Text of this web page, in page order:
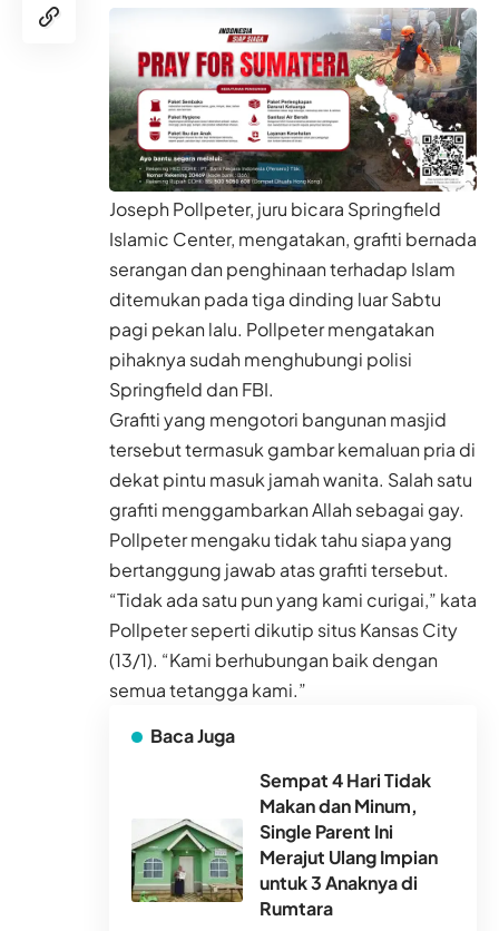
Joseph Pollpeter, juru bicara Springfield
Islamic Center, mengatakan, grafiti bernada
serangan dan penghinaan terhadap Islam
ditemukan pada tiga dinding luar Sabtu
pagi pekan lalu. Pollpeter mengatakan
pihaknya sudah menghubungi polisi
Springfield dan FBI.
Grafiti yang mengotori bangunan masjid
tersebut termasuk gambar kemaluan pria di
dekat pintu masuk jamah wanita. Salah satu
grafiti menggambarkan Allah sebagai gay.
Pollpeter mengaku tidak tahu siapa yang
bertanggung jawab atas grafiti tersebut.
“Tidak ada satu pun yang kami curigai,” kata
Pollpeter seperti dikutip situs Kansas City
(13/1). “Kami berhubungan baik dengan
semua tetangga kami.”
Baca Juga
Sempat 4 Hari Tidak
Makan dan Minum,
Single Parent Ini
Merajut Ulang Impian
untuk 3 Anaknya di
Rumtara